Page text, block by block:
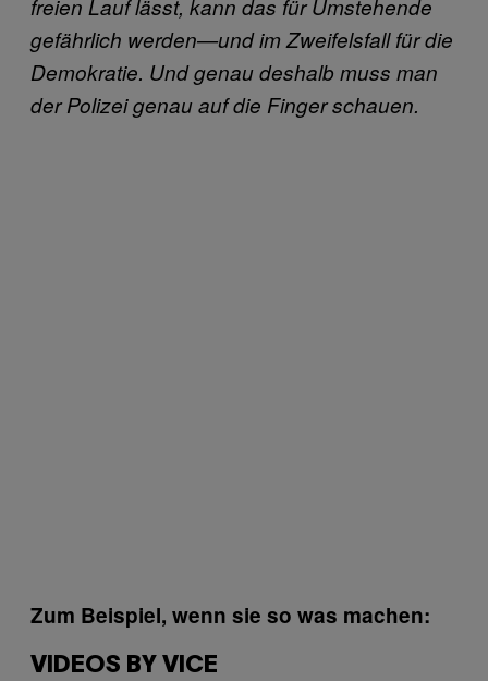
freien Lauf lässt, kann das für Umstehende
gefährlich werden—und im Zweifelsfall für die
Demokratie. Und genau deshalb muss man
der Polizei genau auf die Finger schauen.
Zum Beispiel, wenn sie so was machen:
VIDEOS BY VICE